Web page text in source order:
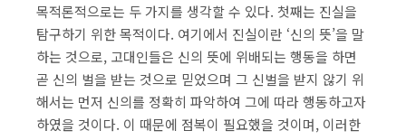
목적론적으로는 두 가지를 생각할 수 있다. 첫째는 진실을
탐구하기 위한 목적이다. 여기에서 진실이란 ‘신의 뜻’을 말
하는 것으로, 고대인들은 신의 뜻에 위배되는 행동을 하면
곧 신의 벌을 받는 것으로 믿었으며 그 신벌을 받지 않기 위
해서는 먼저 신의를 정확히 파악하여 그에 따라 행동하고자
하였을 것이다. 이 때문에 점복이 필요했을 것이며, 이러한